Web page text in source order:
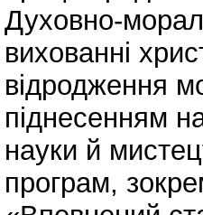
Духовно-
вихованні
відродження
піднесенням
науки й
програм,